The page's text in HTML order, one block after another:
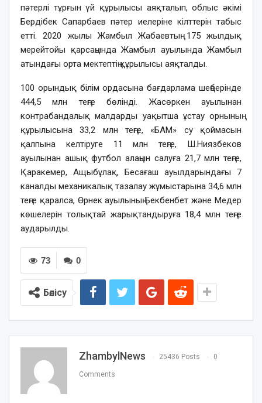
пәтерлі тұрғын үй құрылысы аяқталып, облыс әкімі
Бердібек Сапарбаев пәтер иелеріне кілттерін табыс
етті. 2020 жылы Жамбыл Жабаевтың 175 жылдық
мерейтойы қарсаңында Жамбыл ауылында Жамбыл
атындағы орта мектептің құрылысы аяқталды.
100 орындық білім ордасына бағдарлама шеңберінде
444,5 млн теңге бөлінді. Жасөркен ауылынан
контрабандалық малдарды уақытша ұстау орнының
құрылысына 33,2 млн теңге, «БАМ» су қоймасын
қалпына келтіруге 11 млн теңге, Ш.Ниязбеков
ауылынан ашық футбол алаңын салуға 21,7 млн теңге,
Қаракемер, Ащыбұлақ, Бесағаш ауылдарындағы 7
каналды механикалық тазалау жұмыстарына 34,6 млн
теңге қаралса, Өрнек ауылының Бекбенбет және Медер
көшелерін толықтай жарықтандыруға 18,4 млн теңге
аударылды.
0
73
Бөлісу
ZhambylNews 25436 Posts 0
Comments